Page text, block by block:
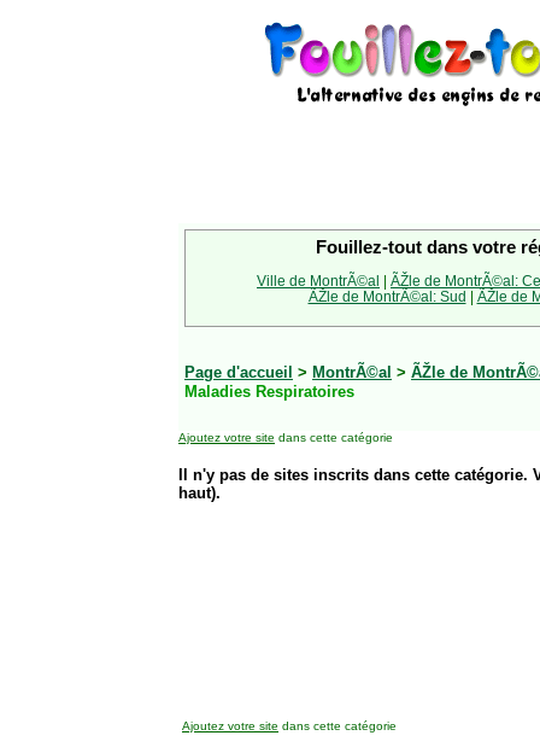
Fouillez-tout dans votre
Ville de MontrÃ©al | ÃŽle de MontrÃ©al:
ÃŽle de MontrÃ©al: Sud | ÃŽle de
Page d'accueil > MontrÃ©al > ÃŽle de
Maladies Respiratoires
Ajoutez votre site dans cette catégorie
Il n'y pas de sites inscrits dans cette
haut).
Ajoutez votre site dans cette catégorie